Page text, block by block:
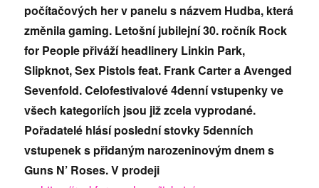
počítačových her v panelu s názvem Hudba, která
změnila gaming. Letošní jubilejní 30. ročník Rock
for People přivážíheadlinery Linkin Park,
Slipknot, Sex Pistols feat. Frank Carter a Avenged
Sevenfold. Celofestivalové4denní vstupenky ve
všech kategoriích jsou již zcela vyprodané.
Pořadatelé hlásí poslední stovky 5denních
vstupenek s přidaným narozeninovým dnem s
Guns N’ Roses. V prodeji